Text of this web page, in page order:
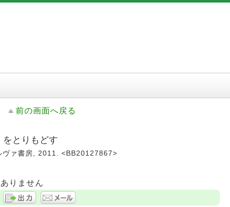
前の画面へ戻る
とりもどす
ァ書房, 2011. <BB20127867>
りません